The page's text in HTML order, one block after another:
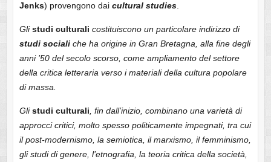
Jenks) provengono dai cultural studies.
Glistudi culturali costituiscono un particolare indirizzo di
studi socialiche ha origine in Gran Bretagna, alla fine degli
anni ’50 del secolo scorso, come ampliamento del settore
della critica letteraria verso i materiali della cultura popolare
di massa.
Glistudi culturali, fin dall’inizio, combinano una varietà di
approcci critici, molto spesso politicamente impegnati, tra cui
il post-modernismo, la semiotica, il marxismo, il femminismo,
gli studi di genere, l’etnografia, la teoria critica della società,